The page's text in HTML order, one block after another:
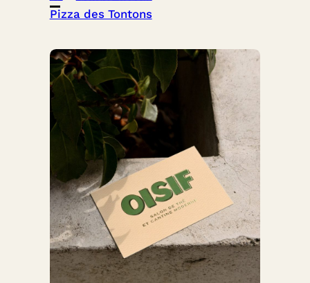
Pizza des Tontons